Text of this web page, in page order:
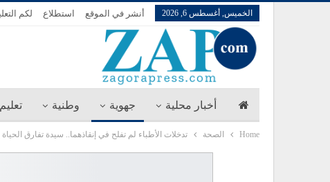
الخميس, أغسطس 6, 2026 أنشر في الموقع استطلاع لكم
أخبار محلية جهوية وطنية تعليم
Home الصحة تدخلات الأطباء لم تفلح في إنقاذهما.. سيدة تفارق الحياة